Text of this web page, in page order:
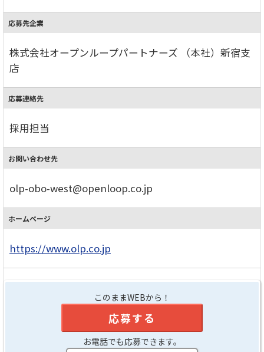
応募先企業
株式会社オープンループパートナーズ （本社）新宿支
店
応募連絡先
採用担当
お問い合わせ先
olp-obo-west@openloop.co.jp
ホームページ
https://www.olp.co.jp
このままWEBから！
応募する
お電話でも応募できます。